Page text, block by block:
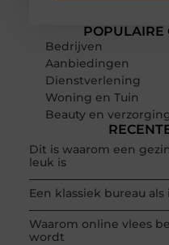
POPULAIRE
Bedrijven
Aanbiedingen
Dienstverlening
Woning en Tuin
Beauty en verzorging
Dit is waarom een
leuk is
Een klassiek bureau
Waarom online vlees
wordt